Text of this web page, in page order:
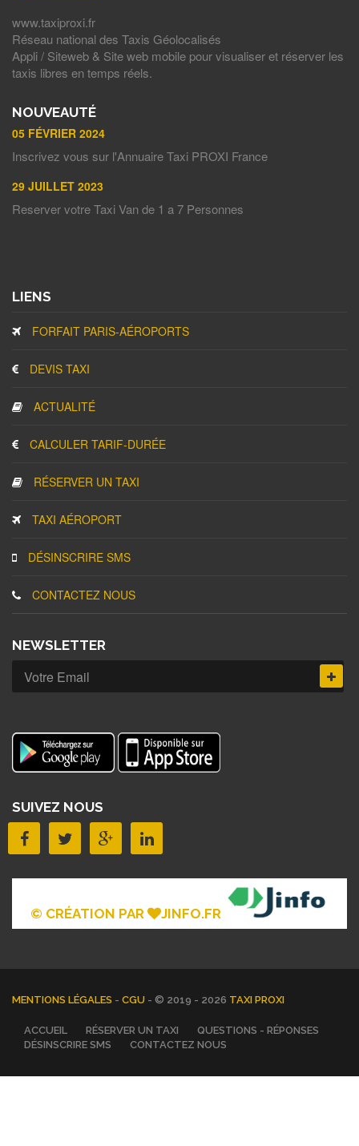
www.taxiproxi.fr
Réseau national des Taxis Géolocalisés
Appli / Siteweb & Site web mobile pour visualiser et réserver les
taxis libres en temps réels.
NOUVEAUTÉ
05 FÉVRIER 2024
Inscrivez vous sur l'Annuaire Taxi PROXI France
29 JUILLET 2023
Reserver votre Taxi Van de 1 a 7 Personnes
LIENS
FORFAIT PARIS-AÉROPORTS
DEVIS TAXI
ACTUALITÉ
CALCULER TARIF-DURÉE
RÉSERVER UN TAXI
TAXI AÉROPORT
DÉSINSCRIRE SMS
CONTACTEZ NOUS
NEWSLETTER
SUIVEZ NOUS
© CRÉATION PAR JINFO.FR
MENTIONS LÉGALES - CGU - © 2019 - 2026 TAXI PROXI
ACCUEIL RÉSERVER UN TAXI
QUESTIONS - RÉPONSES
DÉSINSCRIRE SMS
CONTACTEZ NOUS